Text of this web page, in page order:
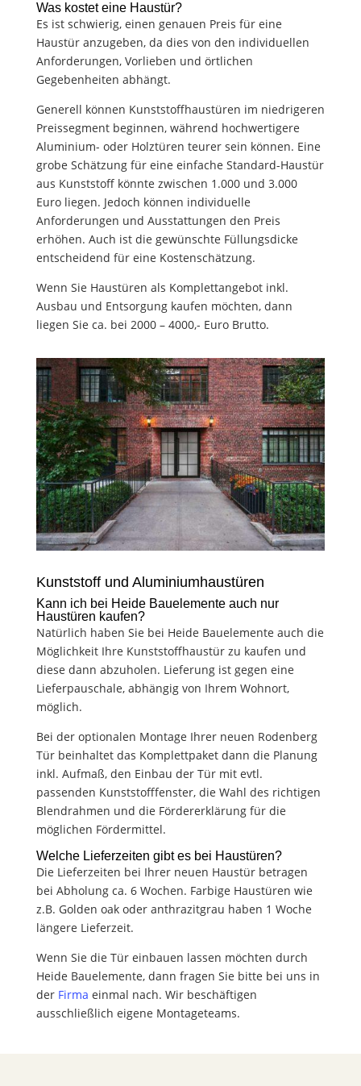
Was kostet eine Haustür?
Es ist schwierig, einen genauen Preis für eine
Haustür anzugeben, da dies von den individuellen
Anforderungen, Vorlieben und örtlichen
Gegebenheiten abhängt.
Generell können Kunststoffhaustüren im niedrigeren
Preissegment beginnen, während hochwertigere
Aluminium- oder Holztüren teurer sein können. Eine
grobe Schätzung für eine einfache Standard-Haustür
aus Kunststoff könnte zwischen 1.000 und 3.000
Euro liegen. Jedoch können individuelle
Anforderungen und Ausstattungen den Preis
erhöhen. Auch ist die gewünschte Füllungsdicke
entscheidend für eine Kostenschätzung.
Wenn Sie Haustüren als Komplettangebot inkl.
Ausbau und Entsorgung kaufen möchten, dann
liegen Sie ca. bei 2000 – 4000,- Euro Brutto.
Kunststoff und Aluminiumhaustüren
Kann ich bei Heide Bauelemente auch nur
Haustüren kaufen?
Natürlich haben Sie bei Heide Bauelemente auch die
Möglichkeit Ihre Kunststoffhaustür zu kaufen und
diese dann abzuholen. Lieferung ist gegen eine
Lieferpauschale, abhängig von Ihrem Wohnort,
möglich.
Bei der optionalen Montage Ihrer neuen Rodenberg
Tür beinhaltet das Komplettpaket dann die Planung
inkl. Aufmaß, den Einbau der Tür mit evtl.
passenden Kunststofffenster, die Wahl des richtigen
Blendrahmen und die Fördererklärung für die
möglichen Fördermittel.
Welche Lieferzeiten gibt es bei Haustüren?
Die Lieferzeiten bei Ihrer neuen Haustür betragen
bei Abholung ca. 6 Wochen. Farbige Haustüren wie
z.B. Golden oak oder anthrazitgrau haben 1 Woche
längere Lieferzeit.
Wenn Sie die Tür einbauen lassen möchten durch
Heide Bauelemente, dann fragen Sie bitte bei uns in
der Firma einmal nach. Wir beschäftigen
ausschließlich eigene Montageteams.